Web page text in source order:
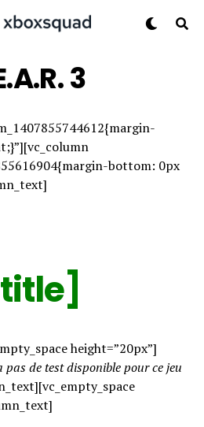
3
bottom: 0px
height=”20px”]
pas de test disponible pour ce jeu